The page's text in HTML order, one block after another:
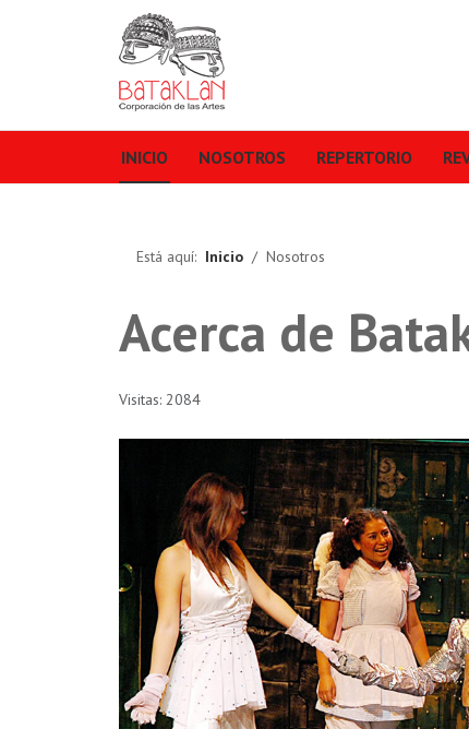
INICIO NOSOTROS REPERTORIO
Está aquí: Inicio Nosotros
Acerca de
Visitas: 2084